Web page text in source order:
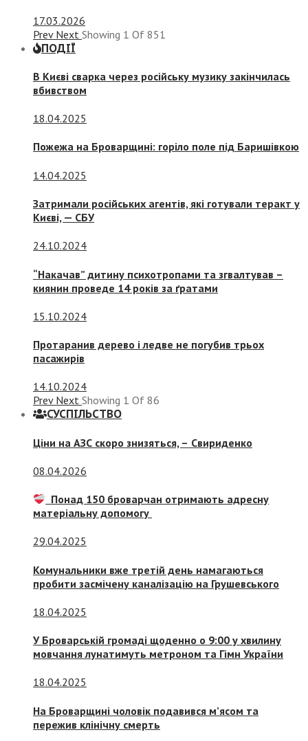
17.03.2026
Prev Next Showing 1 Of 851
ПОДІЇ
В Києві сварка через російську музику закінчилась
вбивством
18.04.2025
Пожежа на Броварщині: горіло поле під Баришівкою
14.04.2025
Затримали російських агентів, які готували теракт у
Києві, — СБУ
24.10.2024
“Накачав” дитину психотропами та згвалтував –
киянин проведе 14 років за ґратами
15.10.2024
Протаранив дерево і ледве не погубив трьох
пасажирів
14.10.2024
Prev Next Showing 1 Of 86
СУСПIЛЬСТВО
Ціни на АЗС скоро знизяться, – Свириденко
08.04.2026
Понад 150 броварчан отримають адресну
матеріальну допомогу
29.04.2025
Комунальники вже третій день намагаються
пробити засмічену каналізацію на Грушевського
18.04.2025
У Броварській громаді щоденно о 9:00 у хвилину
мовчання лунатимуть метроном та Гімн України
18.04.2025
На Броварщині чоловік подавився м’ясом та
пережив клінічну смерть